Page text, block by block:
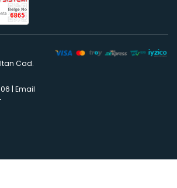
Cad.
| Email